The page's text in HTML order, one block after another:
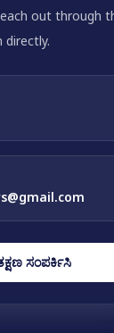
out through
directly.
ಸಂಪರ್ಕಿಸಿ